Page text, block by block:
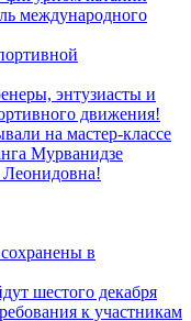
международного
энтузиасты и
движения!
на мастер-классе
Мурванидзе
в
шестого декабря
к участникам